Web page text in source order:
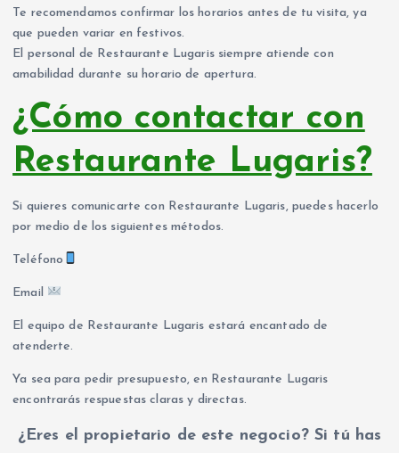
Te recomendamos confirmar los horarios antes de tu visita, ya
que pueden variar en festivos.
El personal de Restaurante Lugaris siempre atiende con
amabilidad durante su horario de apertura.
¿Cómo contactar con
Restaurante Lugaris?
Si quieres comunicarte con Restaurante Lugaris, puedes hacerlo
por medio de los siguientes métodos.
Teléfono
Email
El equipo de Restaurante Lugaris estará encantado de
atenderte.
Ya sea para pedir presupuesto, en Restaurante Lugaris
encontrarás respuestas claras y directas.
¿Eres el propietario de este negocio? Si tú has